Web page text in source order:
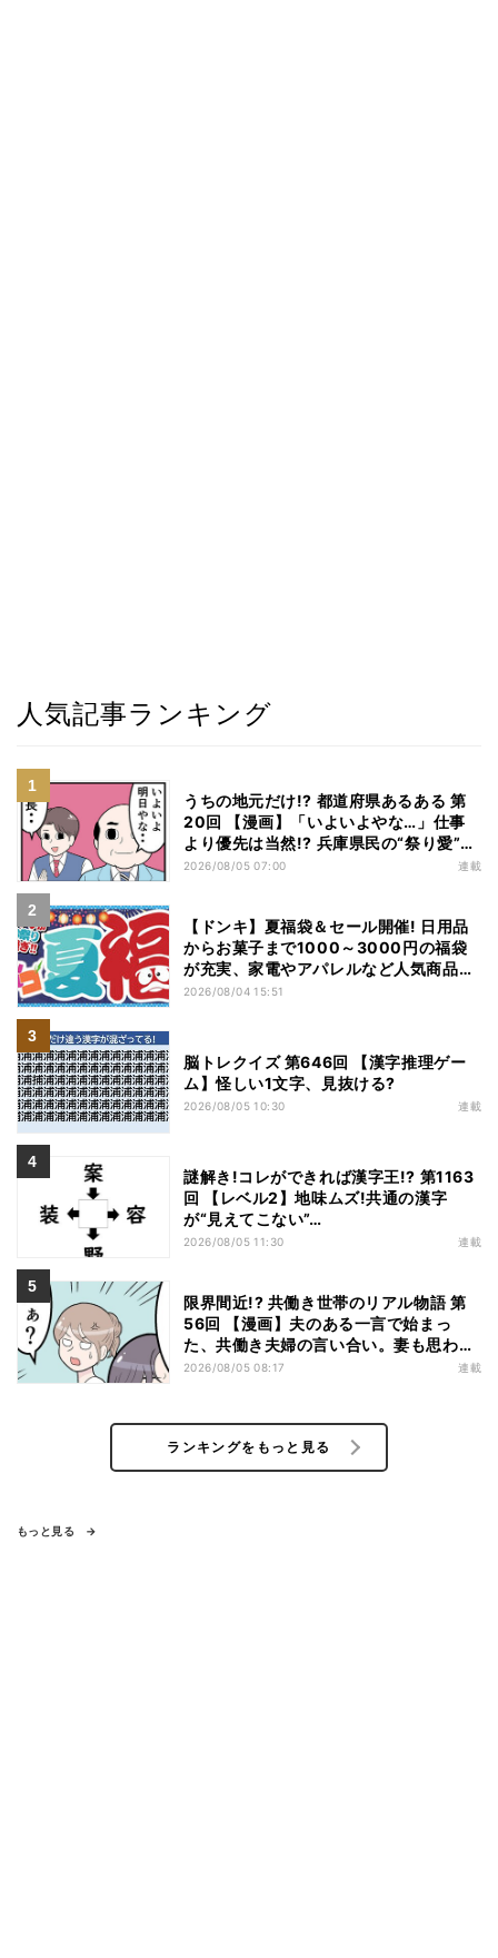
人気記事ランキング
うちの地元だけ!? 都道府県あるある 第
20回 【漫画】「いよいよやな…」仕事
より優先は当然!? 兵庫県民の“祭り愛”が
熱すぎた
2026/08/05 07:00 連載
【ドンキ】夏福袋＆セール開催! 日用品
からお菓子まで1000～3000円の福袋
が充実、家電やアパレルなど人気商品も
特価
2026/08/04 15:51
脳トレクイズ 第646回 【漢字推理ゲー
ム】怪しい1文字、見抜ける?
2026/08/05 10:30 連載
謎解き!コレができれば漢字王!? 第1163
回 【レベル2】地味ムズ!共通の漢字
が“見えてこない”…
2026/08/05 11:30 連載
限界間近!? 共働き世帯のリアル物語 第
56回 【漫画】夫のある一言で始まっ
た、共働き夫婦の言い合い。妻も思わ
ず…
2026/08/05 08:17 連載
ランキングをもっと見る
もっと見る